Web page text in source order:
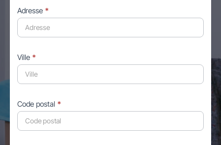
Adresse *
Ville *
Code postal *